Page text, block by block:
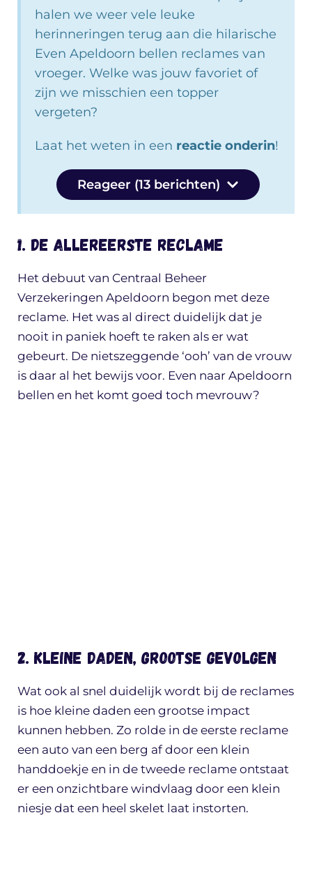
halen we weer vele leuke
herinneringen terug aan die hilarische
Even Apeldoorn bellen reclames van
vroeger. Welke was jouw favoriet of
zijn we misschien een topper
vergeten?
Laat het weten in een reactie onderin!
Reageer (13 berichten)
1. De allereerste reclame
Het debuut van Centraal Beheer
Verzekeringen Apeldoorn begon met deze
reclame. Het was al direct duidelijk dat je
nooit in paniek hoeft te raken als er wat
gebeurt. De nietszeggende ‘ooh’ van de vrouw
is daar al het bewijs voor. Even naar Apeldoorn
bellen en het komt goed toch mevrouw?
2. Kleine daden, grootse gevolgen
Wat ook al snel duidelijk wordt bij de reclames
is hoe kleine daden een grootse impact
kunnen hebben. Zo rolde in de eerste reclame
een auto van een berg af door een klein
handdoekje en in de tweede reclame ontstaat
er een onzichtbare windvlaag door een klein
niesje dat een heel skelet laat instorten.